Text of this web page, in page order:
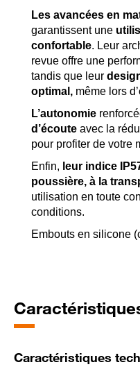
Les avancées en
garantissent une
confortable. Leur
revue offre une
tandis que leur
optimal, même lors
L’autonomie
d’écoute avec la
pour profiter de votre
Enfin, leur indice
poussière, à la
utilisation en toute
conditions.
Embouts en silicone
Caractéristiques